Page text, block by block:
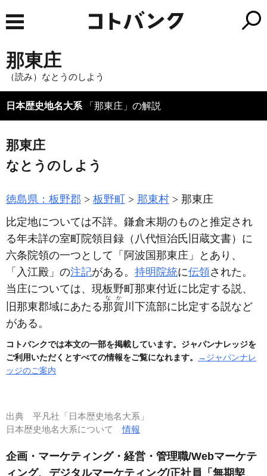
那東庄
（読み）なとうのしよう
日本歴史地名大系 「那東庄」の解説
那東庄
なとうのしよう
徳島県：板野郡 板野町 那東村
那東庄
比定地については不詳。鎌倉末期のものと推定され
る年未詳の室町院領目録 （八代恒治氏旧蔵文書） に
六条院領の一つとして「阿波国那東庄」とあり、
「入江殿」の注記がある。 持明院統に伝領された。
当庄については、現板野町那東付近に比定する説、
旧那東郡域にあたる那賀
なか
川下流部に比定する説など
がある。
コトバンクでは本文の一部を掲載しています。ジャパンナレッジを
ご利用いただくとすべての情報をご覧になれます。
→ジャパンナレ
ッジのご案内
出典 平凡社「日本歴史地名大系」
日本歴史地名大系について情報
企画・マーケティング・経営・管理職/Webマーケテ
ィング、デジタルマーケティング/正社員「無期契